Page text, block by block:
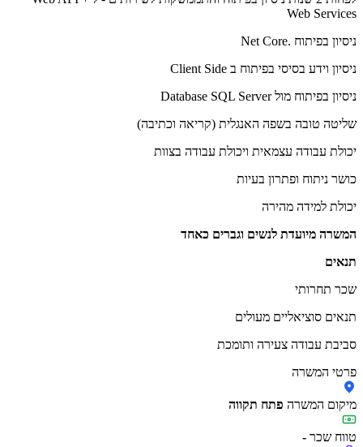
Web Services
ניסיון בפיתוח .Net Core
ניסיון וידע בסיסי בפיתוח ב Client Side
ניסיון בפיתוח מול Database SQL Server
שליטה טובה בשפה האנגלית (קריאה וכתיבה)
יכולת עבודה עצמאית ויכולת עבודה בצוות
כושר ניתוח ופתרון בעיות
יכולת למידה מהירה
המשרה מיועדת לנשים וגברים כאחד
תנאים
שכר תחרותי
תנאים סוציאליים מעולים
סביבת עבודה צעירה ותומכת
פרטי המשרה
מיקום המשרה פתח תקווה
טווח שכר -